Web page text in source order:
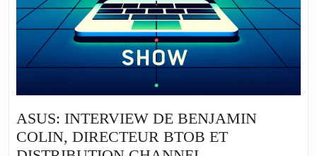
ASUS: INTERVIEW DE BENJAMIN
COLIN, DIRECTEUR BTOB ET